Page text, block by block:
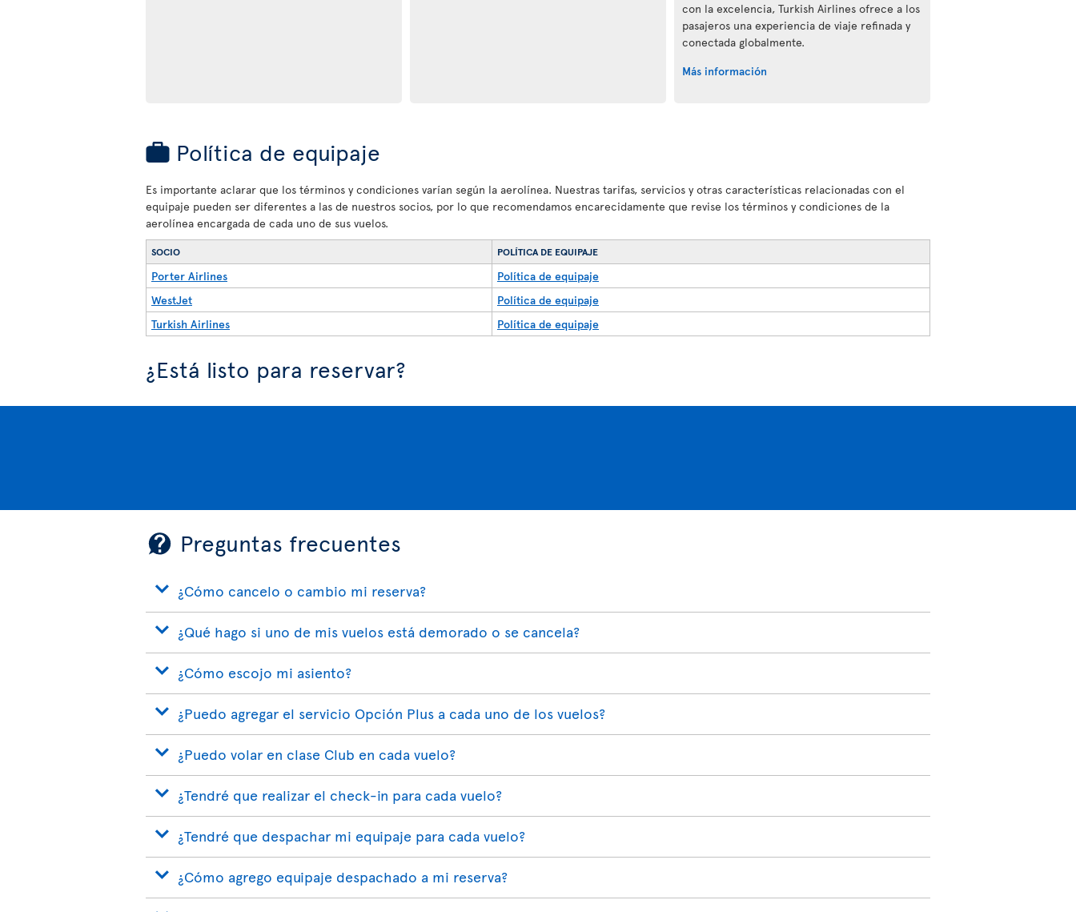
con la excelencia, Turkish Airlines ofrece a los
pasajeros una experiencia de viaje refinada y
conectada globalmente.
Más información
Política de equipaje
Es importante aclarar que los términos y condiciones varían según la aerolínea. Nuestras tarifas, servicios y otras características relacionadas con el
equipaje pueden ser diferentes a las de nuestros socios, por lo que recomendamos encarecidamente que revise los términos y condiciones de la
aerolínea encargada de cada uno de sus vuelos.
SOCIO POLÍTICA DE EQUIPAJE
Porter Airlines
Política de equipaje
WestJet
Política de equipaje
Turkish Airlines
Política de equipaje
¿Está listo para reservar?
Preguntas frecuentes
¿Cómo cancelo o cambio mi reserva?
¿Qué hago si uno de mis vuelos está demorado o se cancela?
¿Cómo escojo mi asiento?
¿Puedo agregar el servicio Opción Plus a cada uno de los vuelos?
¿Puedo volar en clase Club en cada vuelo?
¿Tendré que realizar el check-in para cada vuelo?
¿Tendré que despachar mi equipaje para cada vuelo?
¿Cómo agrego equipaje despachado a mi reserva?